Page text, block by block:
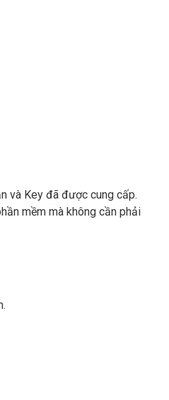
và Key đã được cung cấp.
mềm mà không cần phải